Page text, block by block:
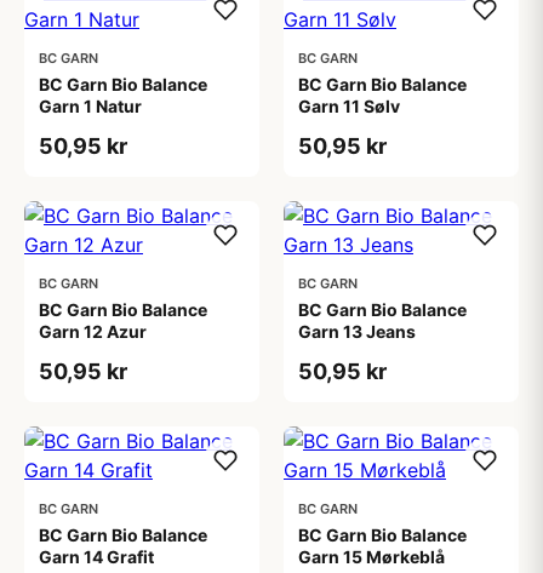
BC GARN
BC Garn Bio Balance
Garn 1 Natur
50,95 kr
BC GARN
BC Garn Bio Balance
Garn 11 Sølv
50,95 kr
BC GARN
BC Garn Bio Balance
Garn 12 Azur
50,95 kr
BC GARN
BC Garn Bio Balance
Garn 13 Jeans
50,95 kr
BC GARN
BC Garn Bio Balance
Garn 14 Grafit
BC GARN
BC Garn Bio Balance
Garn 15 Mørkeblå